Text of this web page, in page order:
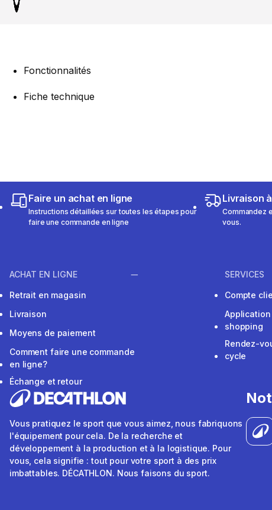
Fonctionnalités
Fiche technique
Faire un achat en ligne
Instructions détaillées sur toutes les étapes pour
faire une commande en ligne
Livraison
Commandez
vous.
ACHAT EN LIGNE
Retrait en magasin
Livraison
Moyens de paiement
Comment faire une commande
en ligne?
Échange et retour
SERVICES
Compte
shopping
Rendez-
cycle
Vous pratiquez le sport que vous aimez, nous fabriquons
l'équipement pour cela. De la recherche et
développement à la production et à la logistique. Pour
vous, cela signifie : tout pour votre sport à des prix
imbattables. DÉCATHLON. Nous faisons du sport.